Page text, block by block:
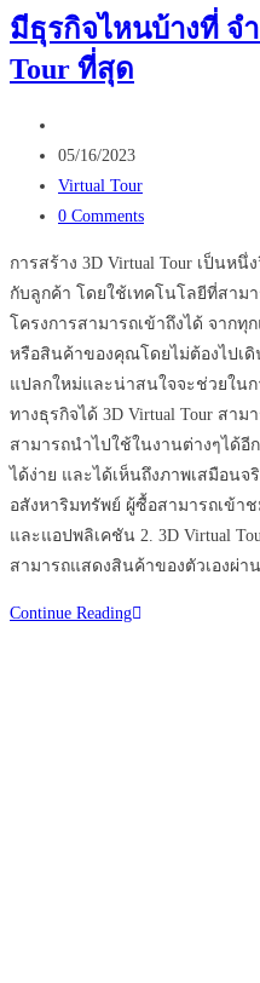
อะไร
เหมาะ
ใน
ประเทศไทย
หรือ
มีธุรกิจไหนบ้างที่ จ
Tour ที่สุด
author:
Post
published:
05/16/2023
Post
category:
Virtual Tour
Post
0 Comments
การสร้าง 3D Virtual Tour เป็นห
กับลูกค้า โดยใช้เทคโนโลยีที่สาม
โครงการสามารถเข้าถึงได้ จาก
หรือสินค้าของคุณโดยไม่ต้องไปเ
แปลกใหม่และน่าสนใจจะช่วยใน
ทางธุรกิจได้ 3D Virtual Tour สา
สามารถนำไปใช้ในงานต่างๆได้อี
ได้ง่าย และได้เห็นถึงภาพเสมือนจ
อสังหาริมทรัพย์ ผู้ซื้อสามารถเข้า
และแอปพลิเคชัน 2. 3D Virtual
สามารถแสดงสินค้าของตัวเองผ่าน
Continue Readingมี